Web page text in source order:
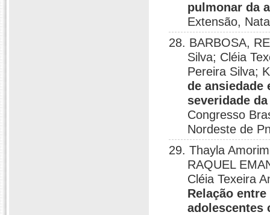
pulmonar da
Extensão,
28. BARBOSA,
Silva; Cléia
Pereira Silva;
de
severidade
Congresso
Nordeste de
29. Thayla
RAQUEL
Cléia Texeira
Relação
adolescentes